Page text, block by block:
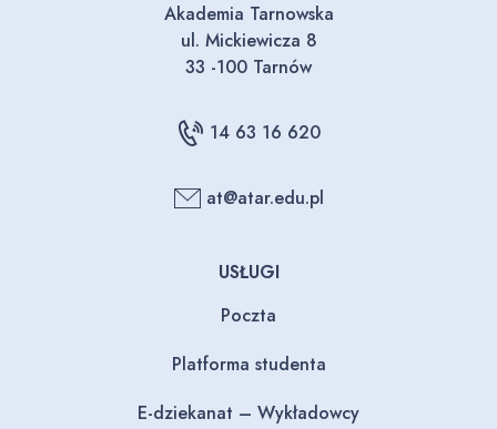
Akademia Tarnowska
ul. Mickiewicza 8
33 -100 Tarnów
14 63 16 620
at@atar.edu.pl
USŁUGI
Poczta
Platforma studenta
E-dziekanat – Wykładowcy